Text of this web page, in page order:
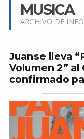
MUSICA
ARCHIVO DE
Juanse lleva
Volumen 2”
confirmado